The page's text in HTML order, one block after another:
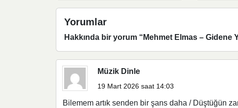
Yorumlar
Hakkında bir yorum “ Mehmet Elmas – Gidene
Müzik Dinle
19 Mart 2026 saat 14:03
Bilemem artık senden bir şans daha / Düştüğün